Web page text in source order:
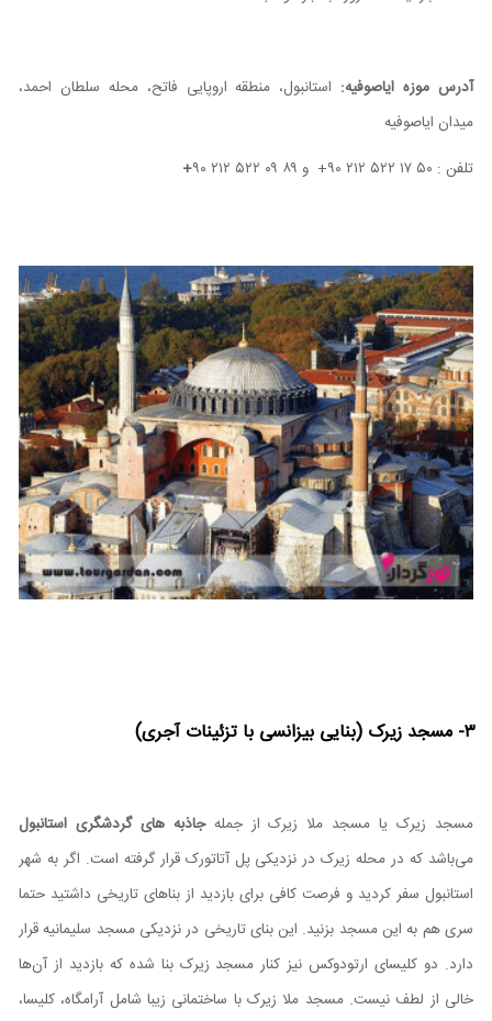
آدرس موزه‌ ایاصوفیه: استانبول، منطقه‌ اروپایی فاتح، محله‌ سلطان احمد،
میدان ایاصوفیه
تلفن : ۵۰ ۱۷ ۵۲۲ ۲۱۲ ۹۰+ و ۸۹ ۰۹ ۵۲۲ ۲۱۲ ۹۰
+
۳- مسجد زیرک (بنایی بیزانسی با تزئینات آجری)
مسجد زیرک یا مسجد ملا زیرک از جملهجاذبه های گردشگری استانبول
می‌باشد که در محله زیرک در نزدیکی پل آتاتورک قرار گرفته است. اگر به شهر
استانبول سفر کردید و فرصت کافی برای بازدید از بنا‌های تاریخی داشتید حتما
سری هم به این مسجد بزنید. این بنای تاریخی در نزدیکی مسجد سلیمانیه قرار
دارد. دو کلیسای ارتودوکس نیز کنار مسجد زیرک بنا شده که بازدید از آن‌ها
خالی از لطف نیست. مسجد ملا زیرک با ساختمانی زیبا شامل آرامگاه، کلیسا،